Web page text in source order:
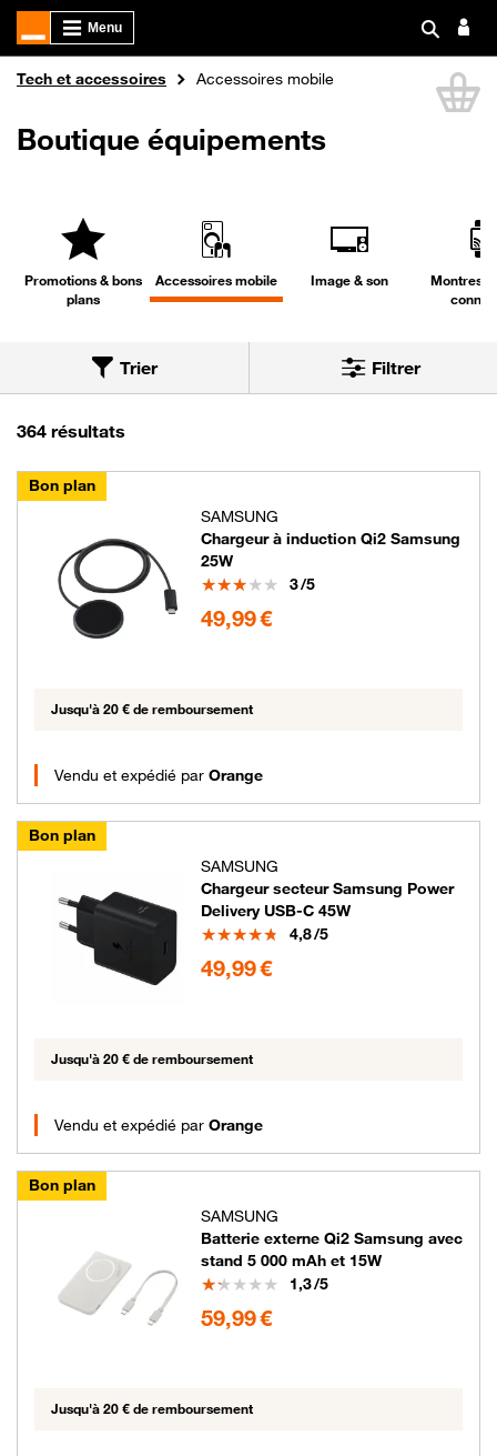
Boutique Orange
Tech et accessoires
Accessoires mobile
Boutique équipements
Promotions & bons
plans
Accessoires mobile Image & son
Montres
Trier par
Trier Filtrer
364 résultats
Bon plan
SAMSUNG
Chargeur à induction Qi2 Samsung
25W
Note
3/5
49,99 €
Jusqu'à 20 € de remboursement
Vendu et expédié par Orange
Bon plan
SAMSUNG
Chargeur secteur Samsung Power
Delivery USB-C 45W
Note
4,8/5
49,99 €
Jusqu'à 20 € de remboursement
Vendu et expédié par Orange
Bon plan
SAMSUNG
Batterie externe Qi2 Samsung avec
stand 5 000 mAh et 15W
Note
1,3/5
59,99 €
Jusqu'à 20 € de remboursement